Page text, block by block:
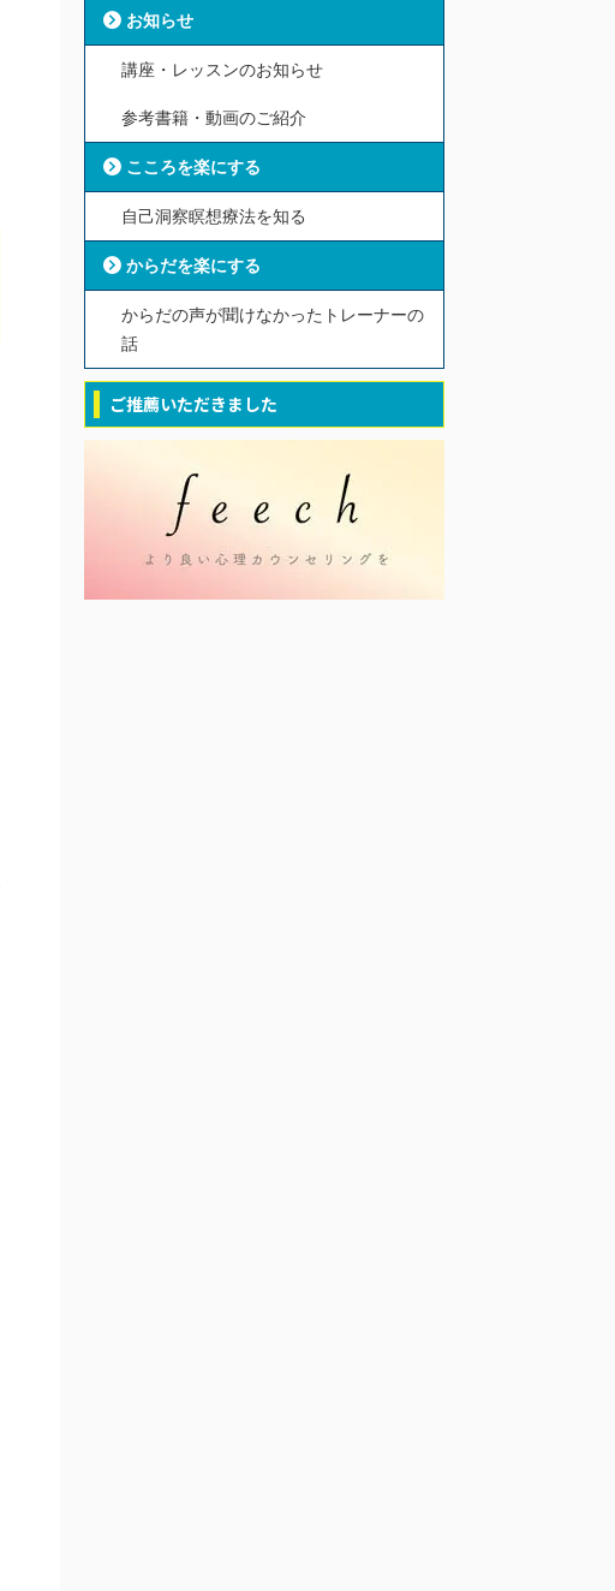
お知らせ
講座・レッスンのお知らせ
参考書籍・動画のご紹介
こころを楽にする
自己洞察瞑想療法を知る
からだを楽にする
からだの声が聞けなかったトレーナーの
話
ご推薦いただきました